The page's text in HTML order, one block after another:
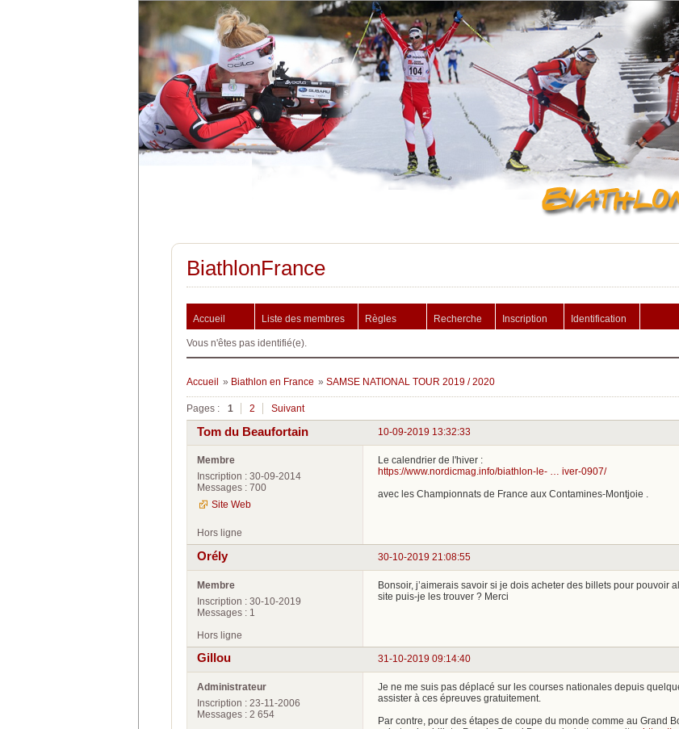
BiathlonFrance
Accueil Liste des membres Règles Recherche Inscription Identification
Vous n'êtes pas identifié(e).
Accueil » Biathlon en France » SAMSE NATIONAL TOUR 2019 / 2020
Pages : 1 2 Suivant
10-09-2019 13:32:33
Tom du Beaufortain
Membre
Inscription : 30-09-2014
Messages : 700
Site Web
Le calendrier de l'hiver :
https://www.nordicmag.info/biathlon-le- … iver-0907/
avec les Championnats de France aux Contamines-Montjoie .
Hors ligne
30-10-2019 21:08:55
Orély
Membre
Inscription : 30-10-2019
Messages : 1
Bonsoir, j’aimerais savoir si je dois acheter des billets pour pouvoir
site puis-je les trouver ? Merci
Hors ligne
31-10-2019 09:14:40
Gillou
Administrateur
Inscription : 23-11-2006
Messages : 2 654
Je ne me suis pas déplacé sur les courses nationales depuis
assister à ces épreuves gratuitement.
Par contre, pour des étapes de coupe du monde comme au Grand